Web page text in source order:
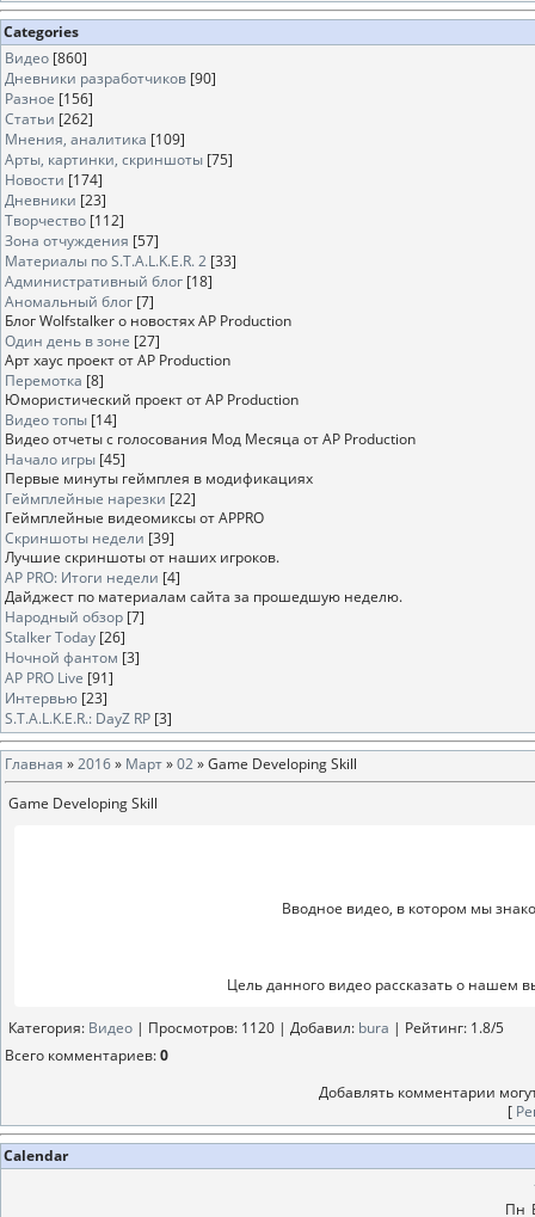
Categories
Видео [860]
Дневники разработчиков [90]
Разное [156]
Статьи [262]
Мнения, аналитика [109]
Арты, картинки, скриншоты [75]
Новости [174]
Дневники [23]
Творчество [112]
Зона отчуждения [57]
Материалы по S.T.A.L.K.E.R. 2 [33]
Административный блог [18]
Аномальный блог [7]
Блог Wolfstalker о новостях AP Production
Один день в зоне [27]
Арт хаус проект от AP Production
Перемотка [8]
Юмористический проект от AP Production
Видео топы [14]
Видео отчеты с голосования Мод Месяца от AP Production
Начало игры [45]
Первые минуты геймплея в модификациях
Геймплейные нарезки [22]
Геймплейные видеомиксы от APPRO
Скриншоты недели [39]
Лучшие скриншоты от наших игроков.
AP PRO: Итоги недели [4]
Дайджест по материалам сайта за прошедшую неделю.
Народный обзор [7]
Stalker Today [26]
Ночной фантом [3]
AP PRO Live [91]
Интервью [23]
S.T.A.L.K.E.R.: DayZ RP [3]
Главная »2016» Март»02» Game Developing Skill
Game Developing Skill
Вводное видео, в котором мы
Цель данного видео рассказать о нашем
Категория: Видео | Просмотров: 1120 | Добавил: bura | Рейтинг: 1.8/5
Всего комментариев:0
Добавлять комментарии
[
Calendar
Пн